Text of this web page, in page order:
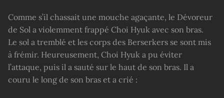
Comme s’il chassait une mouche agaçante, le Dévoreur
de Sol a violemment frappé Choi Hyuk avec son bras.
Le sol a tremblé et les corps des Berserkers se sont mis
à frémir. Heureusement, Choi Hyuk a pu éviter
l’attaque, puis il a sauté sur le haut de son bras. Il a
couru le long de son bras et a crié :